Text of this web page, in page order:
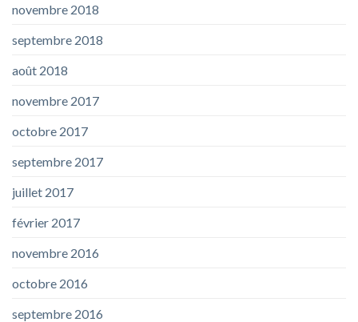
novembre 2018
septembre 2018
août 2018
novembre 2017
octobre 2017
septembre 2017
juillet 2017
février 2017
novembre 2016
octobre 2016
septembre 2016